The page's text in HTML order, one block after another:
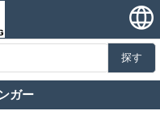
探す
ガー